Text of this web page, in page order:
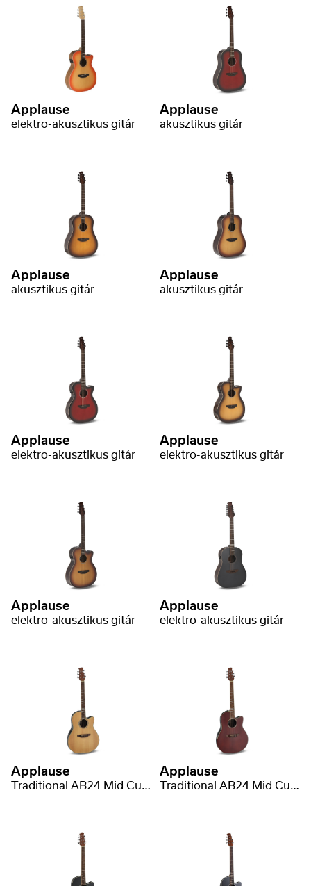
Applause
elektro-akusztikus gitár
Applause
akusztikus gitár
Applause
akusztikus gitár
Applause
akusztikus gitár
Applause
elektro-akusztikus gitár
Applause
elektro-akusztikus gitár
Applause
elektro-akusztikus gitár
Applause
elektro-akusztikus gitár
Applause
Traditional AB24 Mid Cutaway
Applause
Traditional AB24 Mid Cutaway